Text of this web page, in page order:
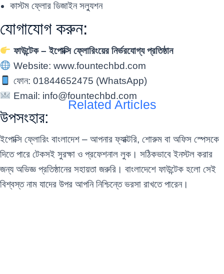
কাস্টম ফ্লোর ডিজাইন সল্যুশন
যোগাযোগ করুন:
ফাউন্টেক – ইপোক্সি ফ্লোরিংয়ের নির্ভরযোগ্য প্রতিষ্ঠান
Website: www.fountechbd.com
ফোন: 01844652475 (WhatsApp)
Email: info@fountechbd.com
উপসংহার:
ইপোক্সি ফ্লোরিং বাংলাদেশ – আপনার ফ্যাক্টরি, শোরুম বা অফিস স্পেসকে
দিতে পারে টেকসই সুরক্ষা ও প্রফেশনাল লুক। সঠিকভাবে ইনস্টল করার
জন্য অভিজ্ঞ প্রতিষ্ঠানের সহায়তা জরুরি। বাংলাদেশে ফাউন্টেক হলো সেই
বিশ্বস্ত নাম যাদের উপর আপনি নিশ্চিন্তে ভরসা রাখতে পারেন।
Related Articles
PU Flooring Product Price in
Bangladesh – A Complete
Guide by Fountech
Commercial Flooring August 4, 2025